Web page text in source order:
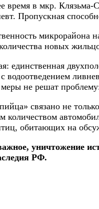
время в мкр. Клязьма-
Пропускная
микрорайона
новых
единственная
водоотведением
меры не решат
связано не
количеством
обитающих на
уничтожение
РФ.